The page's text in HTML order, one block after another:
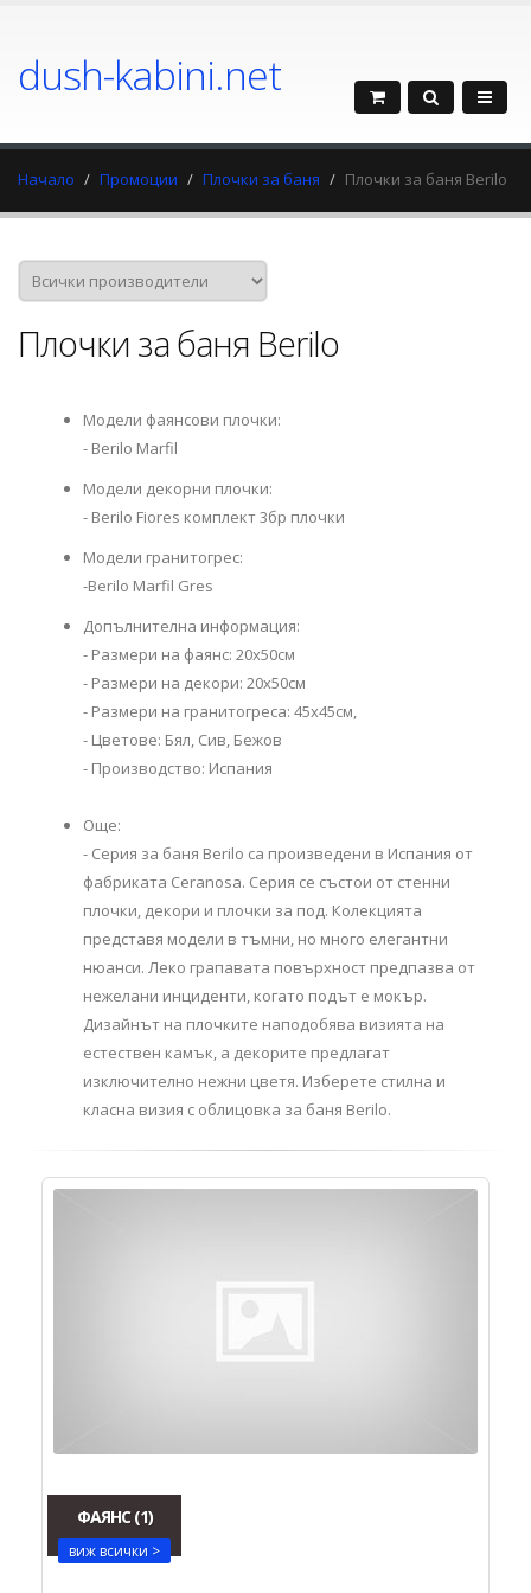
dush-kabini.net
Начало Промоции Плочки за баня Плочки за баня Berilo
Плочки за баня Berilo
Модели фаянсови плочки:
- Berilo Marfil
Модели декорни плочки:
- Berilo Fiores комплект 3бр плочки
Модели гранитогрес:
-Berilo Marfil Gres
Допълнителна информация:
- Размери на фаянс: 20х50см
- Размери на декори: 20х50см
- Размери на гранитогреса: 45х45см,
- Цветове: Бял, Сив, Бежов
- Производство: Испания
Още:
- Серия за баня Berilo са произведени в Испания от
фабриката Ceranosa. Серия се състои от стенни
плочки, декори и плочки за под. Колекцията
представя модели в тъмни, но много елегантни
нюанси. Леко грапавата повърхност предпазва от
нежелани инциденти, когато подът е мокър.
Дизайнът на плочките наподобява визията на
естествен камък, а декорите предлагат
изключително нежни цветя. Изберете стилна и
класна визия с облицовка за баня Berilo.
ФАЯНС(1)
виж всички >